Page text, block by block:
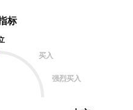
标
买入
强烈买入